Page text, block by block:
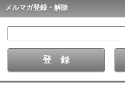
メルマガ登録・解除